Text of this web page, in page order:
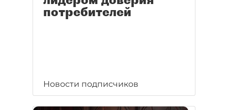
потребителей
Новости подписчиков